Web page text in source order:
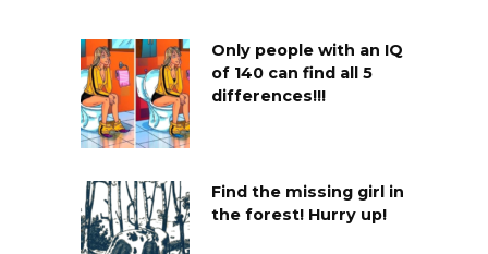
Only people with an IQ
of 140 can find all 5
differences!!!
Find the missing girl in
the forest! Hurry up!